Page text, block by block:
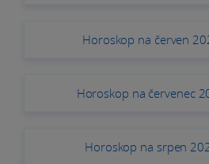
Horoskop na červen
Horoskop na červenec
Horoskop na srpen